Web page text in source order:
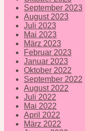
September 2023
August 2023
Juli 2023
Mai 2023
März 2023
Februar 2023
Januar 2023
Oktober 2022
September 2022
August 2022
Juli 2022
Mai 2022
April 2022
März 2022